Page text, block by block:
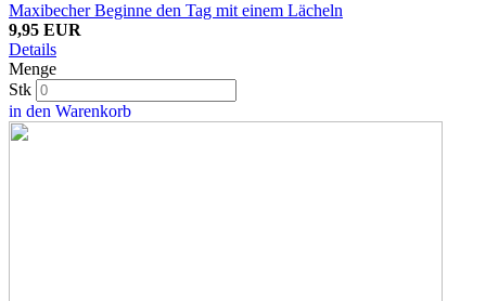
Maxibecher Beginne den Tag mit einem Lächeln
9,95 EUR
Details
Menge
Stk
in den Warenkorb